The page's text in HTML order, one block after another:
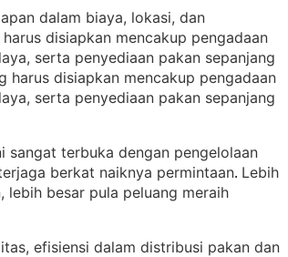
dalam biaya, lokasi, dan
disiapkan mencakup pengadaan
serta penyediaan pakan sepanjang
harus disiapkan mencakup pengadaan
serta penyediaan pakan sepanjang
sangat terbuka dengan pengelolaan
berkat naiknya permintaan. Lebih
besar pula peluang meraih
efisiensi dalam distribusi pakan dan